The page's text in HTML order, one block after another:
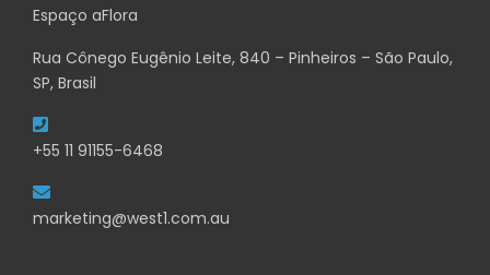
Espaço aFlora
Rua Cônego Eugênio Leite, 840 – Pinheiros – São Paulo,
SP, Brasil
+55 11 91155-6468
marketing@west1.com.au